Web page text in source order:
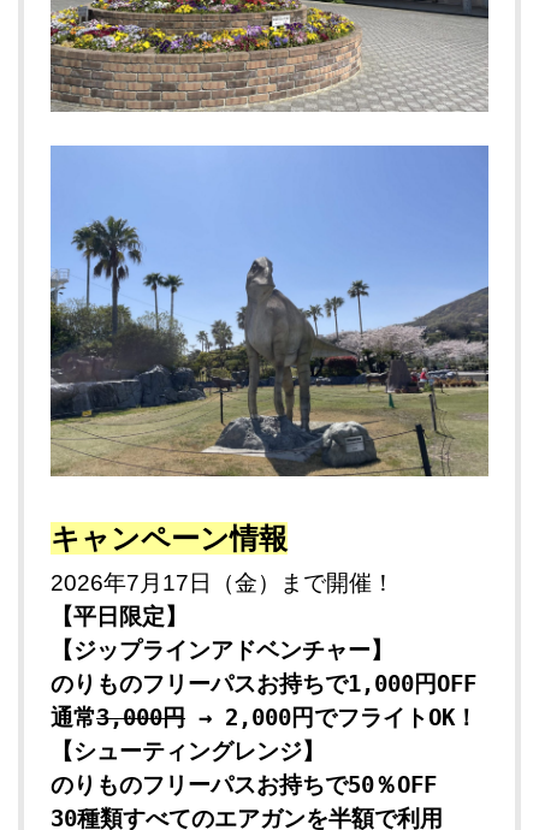
キャンペーン情報
2026年7月17日（金）まで開催！
【平日限定】
【ジップラインアドベンチャー】
のりものフリーパスお持ちで1,000円OFF
通常3,000円 → 2,000円でフライトOK！
【シューティングレンジ】
のりものフリーパスお持ちで50％OFF
30種類すべてのエアガンを半額で利用